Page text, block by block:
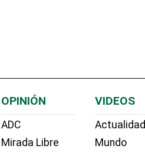
OPINIÓN
ADC
Mirada Libre
VIDEOS
Actualidad
Mundo